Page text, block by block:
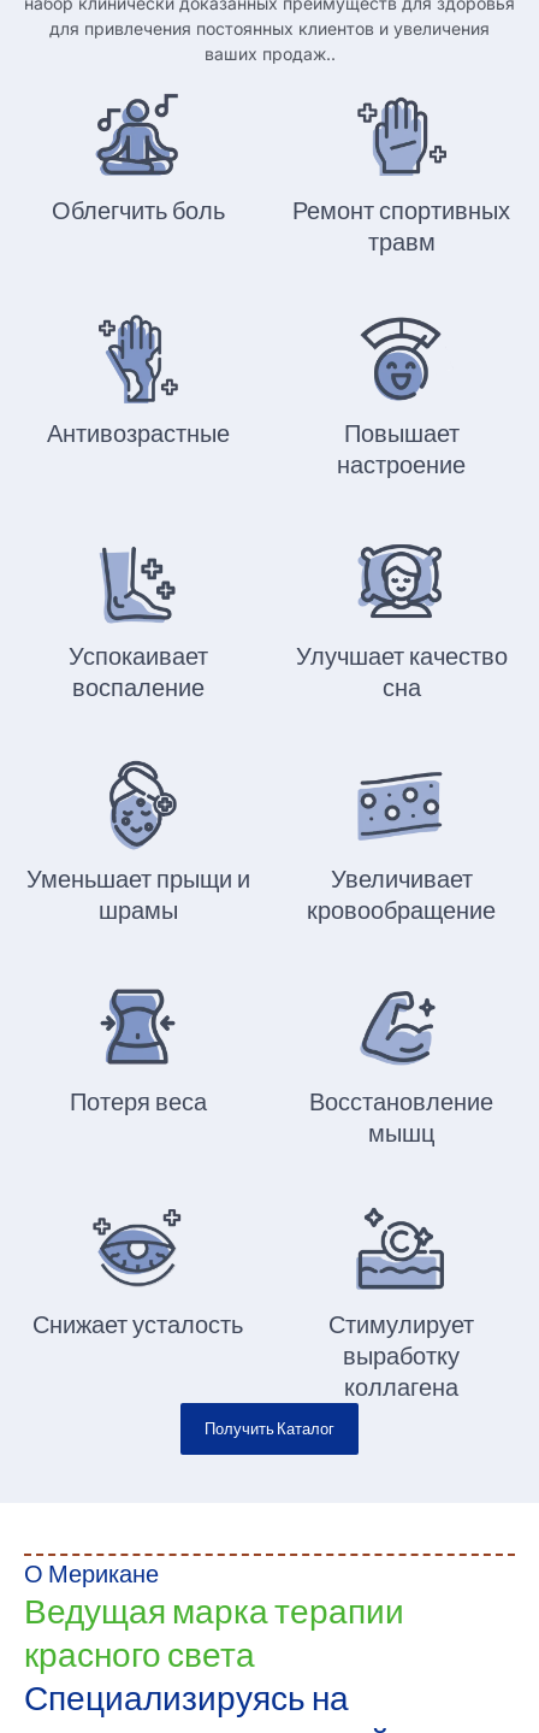
для привлечения постоянных клиентов и увеличения
ваших продаж..
Облегчить боль
Ремонт спортивных
травм
Антивозрастные
Повышает
настроение
Успокаивает
воспаление
Улучшает качество
сна
Уменьшает прыщи и
шрамы
Увеличивает
кровообращение
Потеря веса
Восстановление
мышц
Снижает усталость
Стимулирует
выработку
коллагена
Получить Каталог
О Мерикане
Ведущая марка терапии
красного света
Специализируясь на